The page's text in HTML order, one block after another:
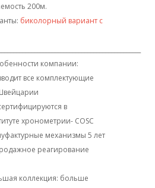
200м.
биколорный вариант с
компании:
все комплектующие
в
хронометрии- COSC
механизмы 5 лет
реагирование
коллекция: больше